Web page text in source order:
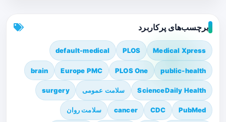
برچسب‌های پرکاربرد
Medical Xpress
PLOS
default-medical
public-health
PLOS One
Europe PMC
brain
ScienceDaily Health سلامت عمومی surgery
PubMed
CDC
cancer سلامت روان